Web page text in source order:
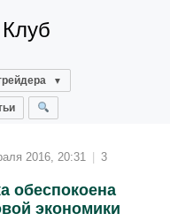
2016, 20:31
3
обеспокоена
экономики